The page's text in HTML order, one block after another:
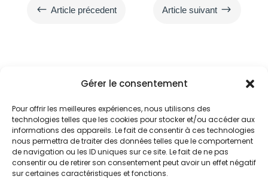
Gérer le consentement
Pour offrir les meilleures expériences, nous utilisons des
technologies telles que les cookies pour stocker et/ou accéder aux
informations des appareils. Le fait de consentir à ces technologies
nous permettra de traiter des données telles que le comportement
de navigation ou les ID uniques sur ce site. Le fait de ne pas
consentir ou de retirer son consentement peut avoir un effet négatif
sur certaines caractéristiques et fonctions.
# Article précedent Article suivant $
Service IT & Télécoms Premium